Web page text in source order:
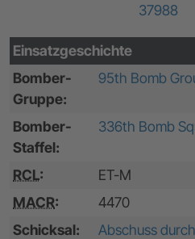
37988
Einsatzgeschichte
Bomber-
Gruppe:
95th Bomb
Bomber-
Staffel:
336th Bomb
RCL:
ET-M
MACR:
4470
Schicksal:
Abschuss